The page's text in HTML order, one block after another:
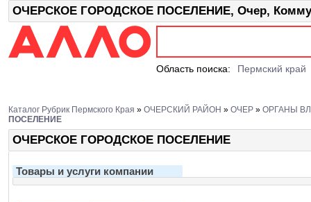
ОЧЕРСКОЕ ГОРОДСКОЕ ПОСЕЛЕНИЕ, Очер,
Область поиска: Пермский край
Каталог Рубрик Пермского Края » ОЧЕРСКИЙ РАЙОН » ОЧЕР » ОРГАНЫ
ПОСЕЛЕНИЕ
ОЧЕРСКОЕ ГОРОДСКОЕ ПОСЕЛЕНИЕ
Товары и услуги компании